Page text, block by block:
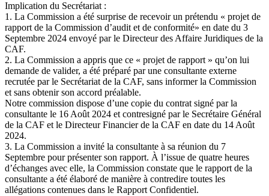
Implication du Secrétariat :
1. La Commission a été surprise de recevoir un prétendu « projet de
rapport de la Commission d’audit et de conformité» en date du 3
Septembre 2024 envoyé par le Directeur des Affaire Juridiques de la
CAF.
2. La Commission a appris que ce « projet de rapport » qu’on lui
demande de valider, a été préparé par une consultante externe
recrutée par le Secrétariat de la CAF, sans informer la Commission
et sans obtenir son accord préalable.
Notre commission dispose d’une copie du contrat signé par la
consultante le 16 Août 2024 et contresigné par le Secrétaire Général
de la CAF et le Directeur Financier de la CAF en date du 14 Août
2024.
3. La Commission a invité la consultante à sa réunion du 7
Septembre pour présenter son rapport. À l’issue de quatre heures
d’échanges avec elle, la Commission constate que le rapport de la
consultante a été élaboré de manière à contredire toutes les
allégations contenues dans le Rapport Confidentiel.